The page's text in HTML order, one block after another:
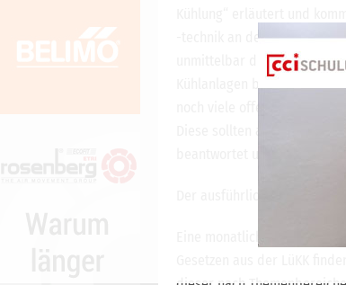
-technik an der
unmittelbar die
Kühlanlagen betreffen. Wie
noch viele offene Fragen,
Diese sollten auch für eine
beantwortet und geklärt
Der ausführliche
Eine monatlich